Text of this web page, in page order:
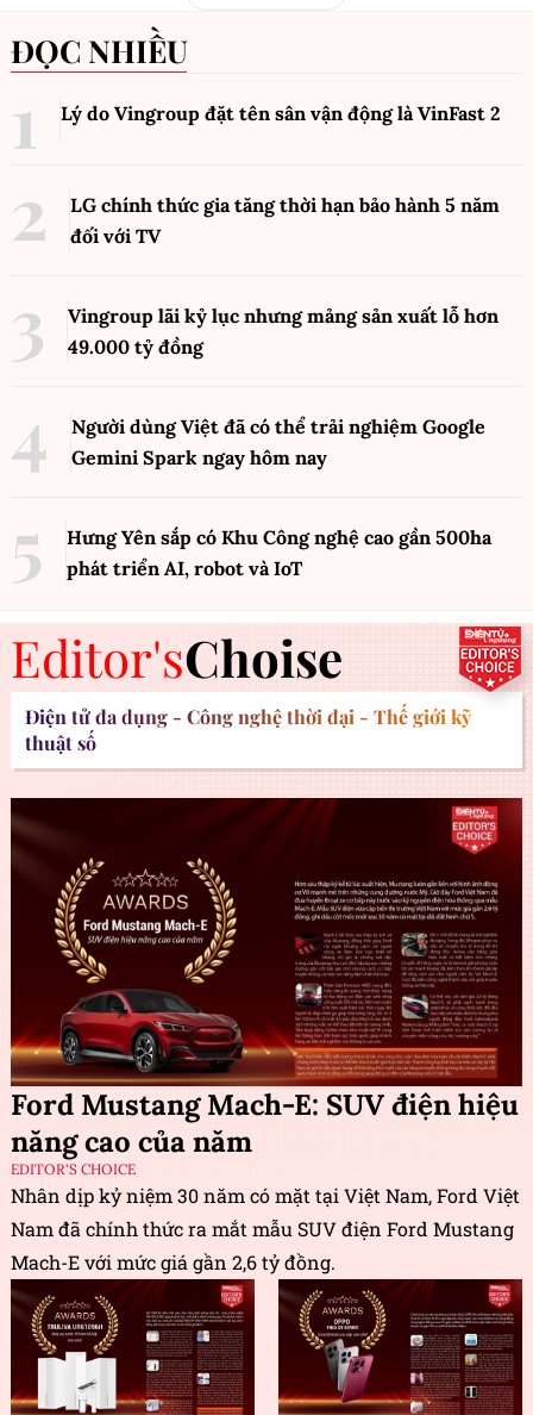
ĐỌC NHIỀU
Lý do Vingroup đặt tên sân vận động là VinFast 2
LG chính thức gia tăng thời hạn bảo hành 5 năm
đối với TV
Vingroup lãi kỷ lục nhưng mảng sản xuất lỗ hơn
49.000 tỷ đồng
Người dùng Việt đã có thể trải nghiệm Google
Gemini Spark ngay hôm nay
Hưng Yên sắp có Khu Công nghệ cao gần 500ha
phát triển AI, robot và IoT
Editor'sChoise
Điện tử đa dụng - Công nghệ thời đại - Thế giới kỹ
thuật số
Ford Mustang Mach-E: SUV điện hiệu
năng cao của năm
EDITOR'S CHOICE
Nhân dịp kỷ niệm 30 năm có mặt tại Việt Nam, Ford Việt
Nam đã chính thức ra mắt mẫu SUV điện Ford Mustang
Mach-E với mức giá gần 2,6 tỷ đồng.